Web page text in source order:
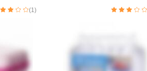
(1)